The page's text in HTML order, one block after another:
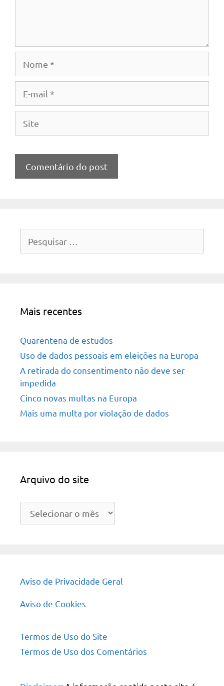
por:
Mais recentes
Quarentena de estudos
Uso de dados pessoais em eleições na Europa
A retirada do consentimento não deve ser
impedida
Cinco novas multas na Europa
Mais uma multa por violação de dados
Arquivo do site
Arquivo
Aviso de Privacidade Geral
Aviso de Cookies
Termos de Uso do Site
Termos de Uso dos Comentários